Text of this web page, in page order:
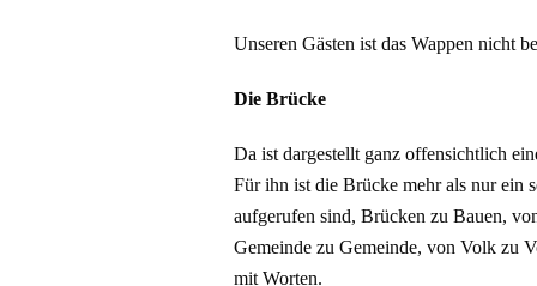
Unseren Gästen ist das Wappen nicht
Die Brücke
Da ist dargestellt ganz offensichtlich
Für ihn ist die Brücke mehr als nur ein
aufgerufen sind, Brücken zu Bauen,
Gemeinde zu Gemeinde, von Volk zu
mit Worten.